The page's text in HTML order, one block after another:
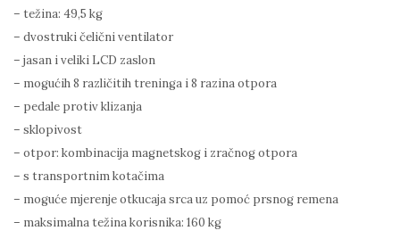
– težina: 49,5 kg
– dvostruki čelični ventilator
– jasan i veliki LCD zaslon
– mogućih 8 različitih treninga i 8 razina otpora
– pedale protiv klizanja
– sklopivost
– otpor: kombinacija magnetskog i zračnog otpora
– s transportnim kotačima
– moguće mjerenje otkucaja srca uz pomoć prsnog remena
– maksimalna težina korisnika: 160 kg